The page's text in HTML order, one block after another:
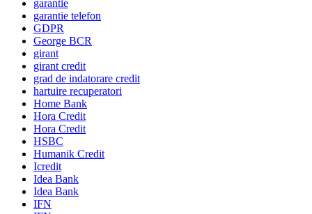
garantie
garantie telefon
GDPR
George BCR
girant
girant credit
grad de indatorare credit
hartuire recuperatori
Home Bank
Hora Credit
Hora Credit
HSBC
Humanik Credit
Icredit
Idea Bank
Idea Bank
IFN